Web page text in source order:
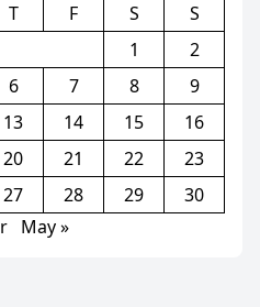
T F S
S
1
2
6 7 8
9
13 14 15
16
20 21 22
23
27 28 29
30
May »